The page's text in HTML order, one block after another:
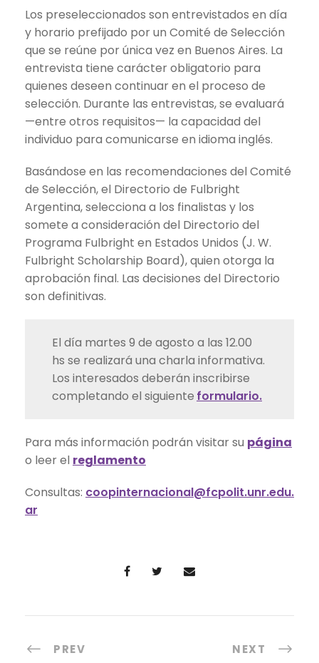
Los preseleccionados son entrevistados en día
y horario prefijado por un Comité de Selección
que se reúne por única vez en Buenos Aires. La
entrevista tiene carácter obligatorio para
quienes deseen continuar en el proceso de
selección. Durante las entrevistas, se evaluará
—entre otros requisitos— la capacidad del
individuo para comunicarse en idioma inglés.
Basándose en las recomendaciones del Comité
de Selección, el Directorio de Fulbright
Argentina, selecciona a los finalistas y los
somete a consideración del Directorio del
Programa Fulbright en Estados Unidos (J. W.
Fulbright Scholarship Board), quien otorga la
aprobación final. Las decisiones del Directorio
son definitivas.
El día martes 9 de agosto a las 12.00
hs se realizará una charla informativa.
Los interesados deberán inscribirse
completando el siguiente formulario.
Para más información podrán visitar su página
o leer el reglamento
Consultas: coopinternacional@fcpolit.unr.edu.
ar
PREV NEXT